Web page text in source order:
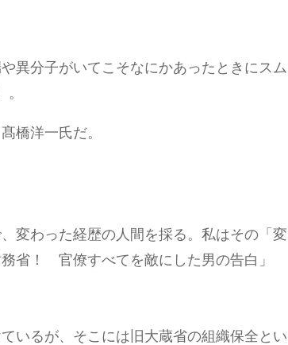
異分子がいてこそなにかあったときにスム
橋洋一氏だ。
変わった経歴の人間を採る。私はその「変
務省！ 官僚すべてを敵にした男の告白」
いるが、そこには旧大蔵省の組織保全とい